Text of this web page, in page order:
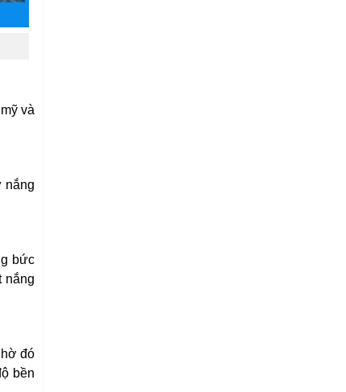
và
nắng
bức
nắng
đó
bền